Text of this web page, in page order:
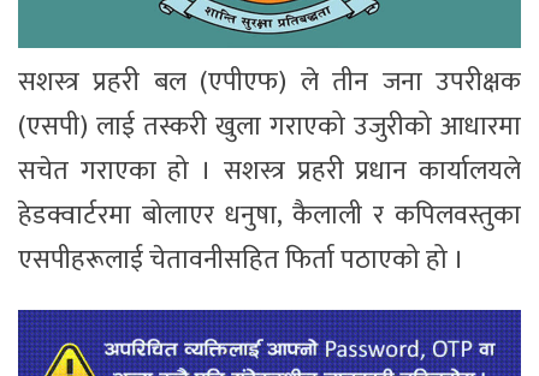
सशस्त्र प्रहरी बल (एपीएफ) ले तीन जना उपरीक्षक
(एसपी) लाई तस्करी खुला गराएको उजुरीको आधारमा
सचेत गराएका हो । सशस्त्र प्रहरी प्रधान कार्यालयले
हेडक्वार्टरमा बोलाएर धनुषा, कैलाली र कपिलवस्तुका
एसपीहरूलाई चेतावनीसहित फिर्ता पठाएको हो ।